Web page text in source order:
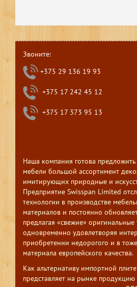
Звоните:
+375 29 136 19 93
+375 17 242 45 12
+375 17 373 95 13
Наша компания готова
мебели большой ассортимент
имитирующих природные и
Предприятие Swisspan Limited
технологии в производстве
материалов и постоянно
предлагая «свежие» оригинальные
одновременно удовлетворяя
приобретении недорогого и в
материала европейского качества.
Как альтернативу импортной
представляет на рынке продукцию